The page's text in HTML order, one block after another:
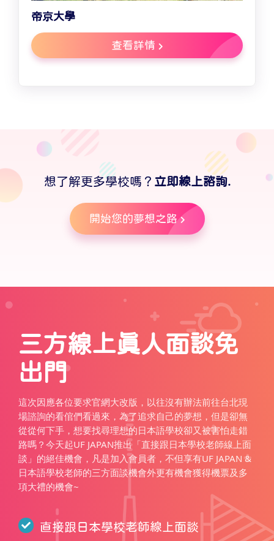
帝京大學
查看詳情
想了解更多學校嗎？ 立即線上諮詢.
開始您的夢想之路
三方線上真人面談免
出門
這次因應各位要求官網大改版，以往沒有辦法前往台北現
場諮詢的看倌們看過來，為了追求自己的夢想，但是卻無
從從何下手，想要找尋理想的日本語學校卻又被害怕走錯
路嗎？今天起UF JAPAN推出「直接跟日本學校老師線上面
談」的絕佳機會，凡是加入會員者，不但享有UF JAPAN &
日本語學校老師的三方面談機會外更有機會獲得機票及多
項大禮的機會~
直接跟日本學校老師線上面談